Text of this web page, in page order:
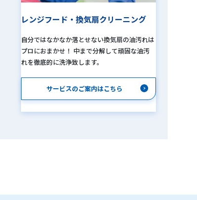
レンジフード・換気扇クリーニング
自分ではなかなか落とせない換気扇の油汚れは
プロにおまかせ！ 中まで分解して頑固な油汚
れを徹底的に洗浄致します。
サービスのご案内はこちら